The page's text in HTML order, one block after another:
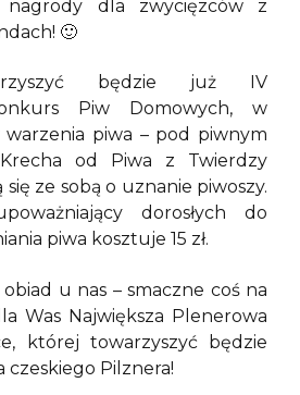
nagrody dla zwycięzców z
🙂
będzie już IV
Piw Domowych, w
piwa – pod piwnym
od Piwa z Twierdzy
się ze sobą o uznanie piwoszy.
dorosłych do
piwa kosztuje 15 zł.
u nas – smaczne coś na
Was Największa Plenerowa
której towarzyszyć będzie
czeskiego Pilznera!